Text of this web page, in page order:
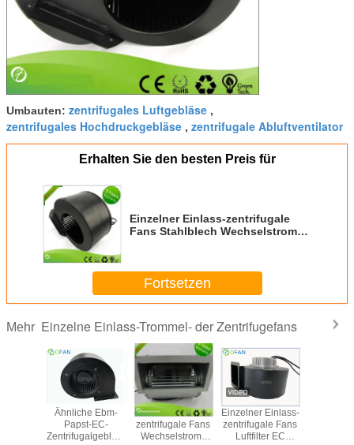
Umbauten: zentrifugales Luftgebläse ,
zentrifugales Hochdruckgebläse , zentrifugale Abluftventilator
Erhalten Sie den besten Preis für
Einzelner Einlass-zentrifugale
Fans Stahlblech Wechselstroms
Fortsetzen
Mehr Einzelne Einlass-Trommel- der Zentrifugefans
Ähnliche Ebm-
Papst-EC-
Zentrifugalgebläse
einzelner Einlass-
zentrifugale Fans
Wechselstroms
Einzelner Einlass-
zentrifugale Fans
Luftfilter EC